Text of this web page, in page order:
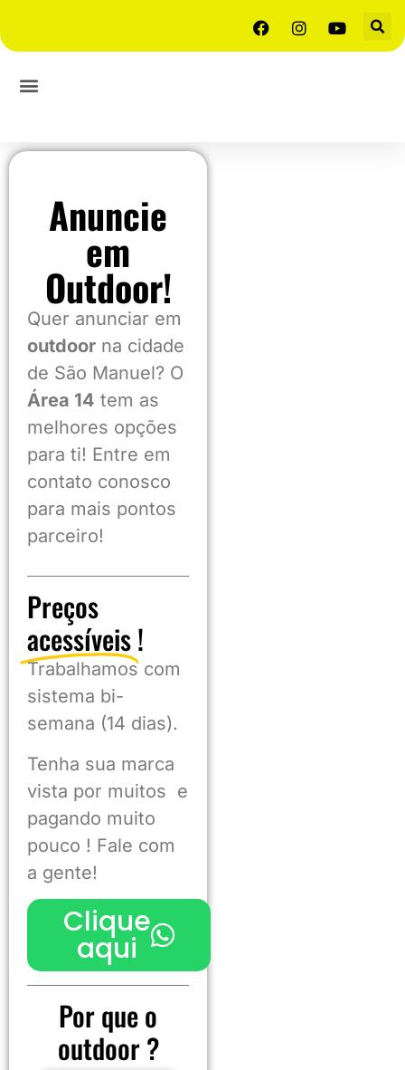
Anuncie
em
Outdoor!
Quer anunciar em
outdoor na cidade
de São Manuel? O
Área 14 tem as
melhores opções
para ti! Entre em
contato conosco
para mais pontos
parceiro!
Preços
acessíveis!
Trabalhamos com
sistema bi-
semana (14 dias).
Tenha sua marca
vista por muitos e
pagando muito
pouco ! Fale com
a gente!
Clique
aqui
Por que o
outdoor?